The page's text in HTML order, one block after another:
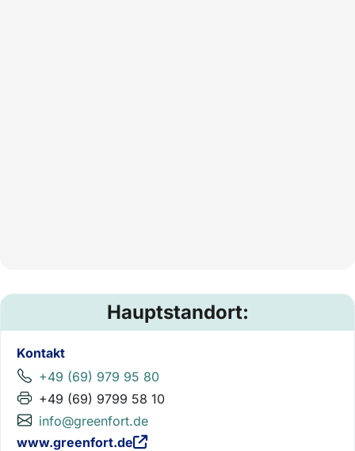
Hauptstandort:
Kontakt
+49 (69) 979 95 80
+49 (69) 9799 58 10
info@greenfort.de
www.greenfort.de